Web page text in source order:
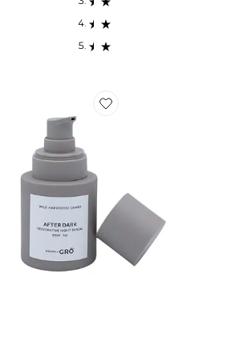
Favorite SÉRUM VISAGE